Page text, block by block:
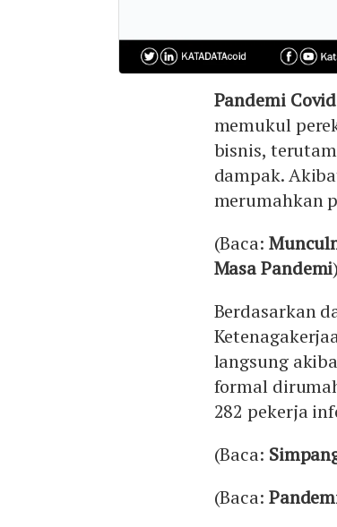
Pandemi
memukul
bisnis,
dampak.
merumahkan
(Baca:
Masa Pandemi)
Berdasarkan
langsung
formal
282 pekerja
(Baca:
(Baca: